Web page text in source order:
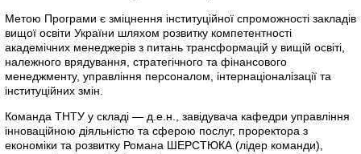
Метою Програми є зміцнення інституційної спроможності закладів
вищої освіти України шляхом розвитку компетентності
академічних менеджерів з питань трансформацій у вищій освіті,
належного врядування, стратегічного та фінансового
менеджменту, управління персоналом, інтернаціоналізації та
інституційних змін.
Команда ТНТУ у складі — д.е.н., завідувача кафедри управління
інноваційною діяльністю та сферою послуг, проректора з
економіки та розвитку Романа ШЕРСТЮКА (лідер команди),